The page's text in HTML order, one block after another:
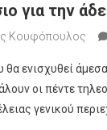
για την
Κουφόπουλος
ενισχυθεί
οι πέντε
γενικού